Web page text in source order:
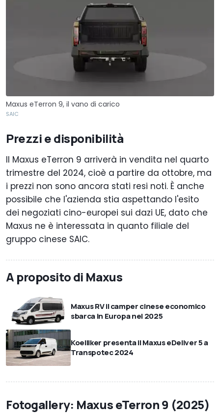
Maxus eTerron 9, il vano di carico
SAIC
Prezzi e disponibilità
Il Maxus eTerron 9 arriverà in vendita nel quarto
trimestre del 2024, cioè a partire da ottobre, ma
i prezzi non sono ancora stati resi noti. È anche
possibile che l'azienda stia aspettando l'esito
dei negoziati cino-europei sui dazi UE, dato che
Maxus ne è interessata in quanto filiale del
gruppo cinese SAIC.
A proposito di Maxus
Maxus RV il camper cinese economico
sbarca in Europa nel 2025
Koelliker presenta il Maxus eDeliver 5 a
Transpotec 2024
Fotogallery: Maxus eTerron 9 (2025)